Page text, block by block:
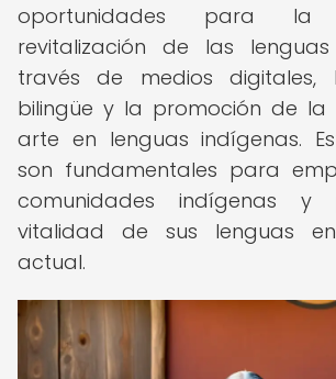
oportunidades para
revitalización de las
través de medios digitales,
bilingüe y la promoción de la
arte en lenguas indígenas.
son fundamentales para
comunidades indígenas y
vitalidad de sus lenguas
actual.